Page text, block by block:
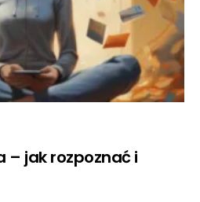
– jak rozpoznać i